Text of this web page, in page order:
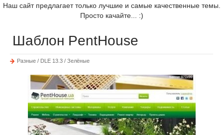
Наш сайт предлагает только лучшие и самые качественные темы.
Просто качайте... :)
Шаблон PentHouse
Разные / DLE 13.3 / Зелёные